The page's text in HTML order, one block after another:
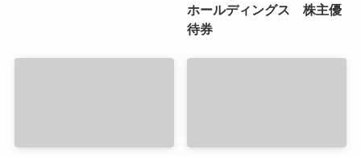
ホールディングス 株主優
待券